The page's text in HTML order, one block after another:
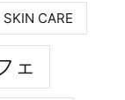
SKIN CARE
ェ